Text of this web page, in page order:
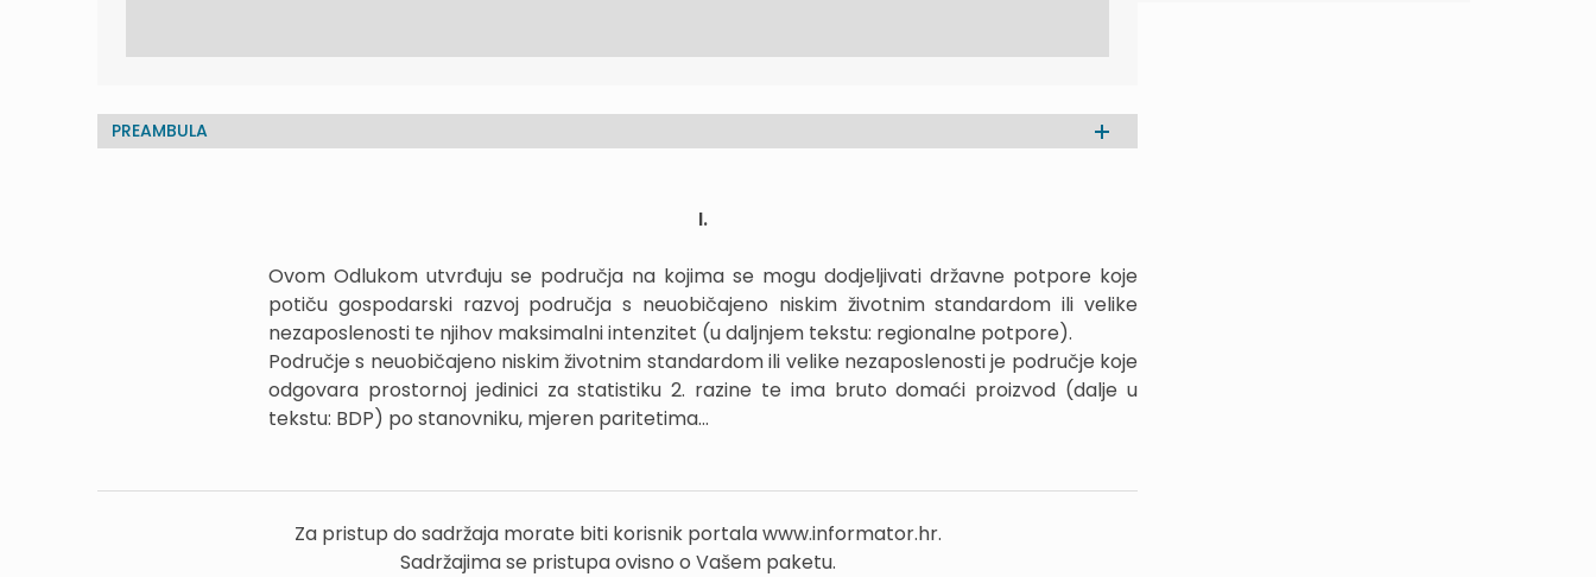
PREAMBULA
I.
Ovom Odlukom utvrđuju se područja na kojima se mogu dodjeljivati državne potpore koje
potiču gospodarski razvoj područja s neuobičajeno niskim životnim standardom ili velike
nezaposlenosti te njihov maksimalni intenzitet (u daljnjem tekstu: regionalne potpore).
Područje s neuobičajeno niskim životnim standardom ili velike nezaposlenosti je područje koje
odgovara prostornoj jedinici za statistiku 2. razine te ima bruto domaći proizvod (dalje u
tekstu: BDP) po stanovniku, mjeren paritetima...
Za pristup do sadržaja morate biti korisnik portala www.informator.hr.
Sadržajima se pristupa ovisno o Vašem paketu.